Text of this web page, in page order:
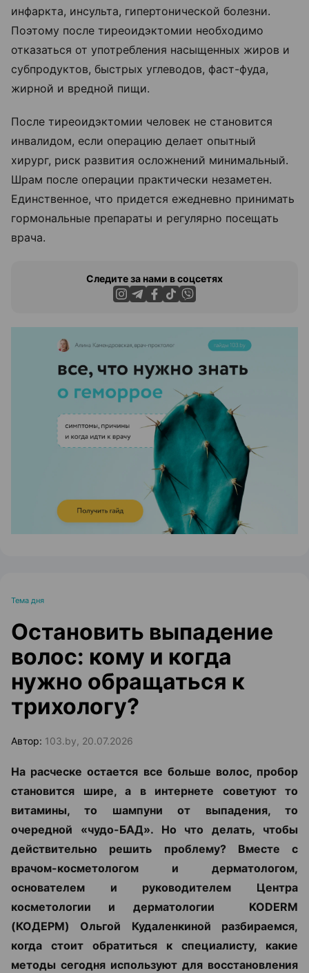
инфаркта, инсульта, гипертонической болезни.
Поэтому после тиреоидэктомии необходимо
отказаться от употребления насыщенных жиров и
субпродуктов, быстрых углеводов, фаст-фуда,
жирной и вредной пищи.
После тиреоидэктомии человек не становится
инвалидом, если операцию делает опытный
хирург, риск развития осложнений минимальный.
Шрам после операции практически незаметен.
Единственное, что придется ежедневно принимать
гормональные препараты и регулярно посещать
врача.
Следите за нами в соцсетях
ЭФФЕКТИВНАЯ РЕКЛАМА НА САЙТЕ
Тема дня
Остановить выпадение
волос: кому и когда
нужно обращаться к
трихологу?
Автор: 103.by, 20.07.2026
На расческе остается все больше волос, пробор
становится шире, а в интернете советуют то
витамины, то шампуни от выпадения, то
очередной «чудо-БАД». Но что делать, чтобы
действительно решить проблему? Вместе с
врачом-косметологом и дерматологом,
основателем и руководителем Центра
косметологии и дерматологии KODERM
(КОДЕРМ) Ольгой Кудаленкиной разбираемся,
когда стоит обратиться к специалисту, какие
методы сегодня используют для восстановления